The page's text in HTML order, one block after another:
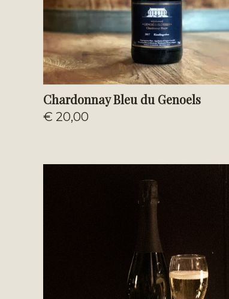
Chardonnay Bleu du Genoels
€ 20,00